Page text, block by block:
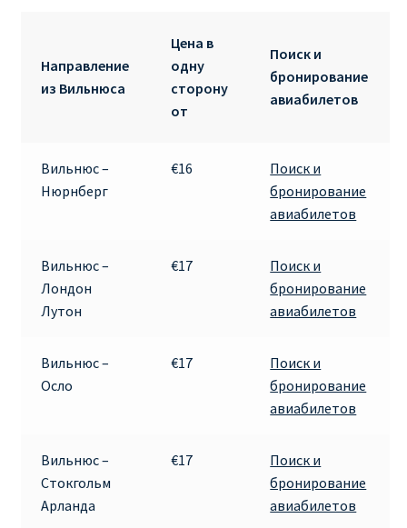
Направление
из Вильнюса
Цена в
одну
сторону
от
Поиск и
бронирование
авиабилетов
Вильнюс –
Нюрнберг
€16
Поиск и
бронирование
авиабилетов
Вильнюс –
Лондон
Лутон
€17
Поиск и
бронирование
авиабилетов
Вильнюс –
Осло
€17
Поиск и
бронирование
авиабилетов
Вильнюс –
Стокгольм
Арланда
€17
Поиск и
бронирование
авиабилетов